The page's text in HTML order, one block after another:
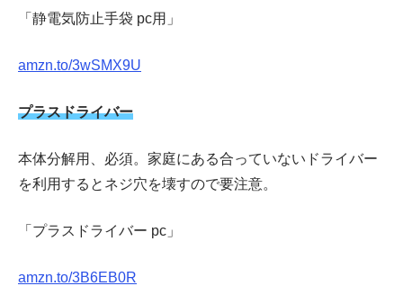
「静電気防止手袋 pc用」
amzn.to/3wSMX9U
プラスドライバー
本体分解用、必須。家庭にある合っていないドライバー
を利用するとネジ穴を壊すので要注意。
「プラスドライバー pc」
amzn.to/3B6EB0R